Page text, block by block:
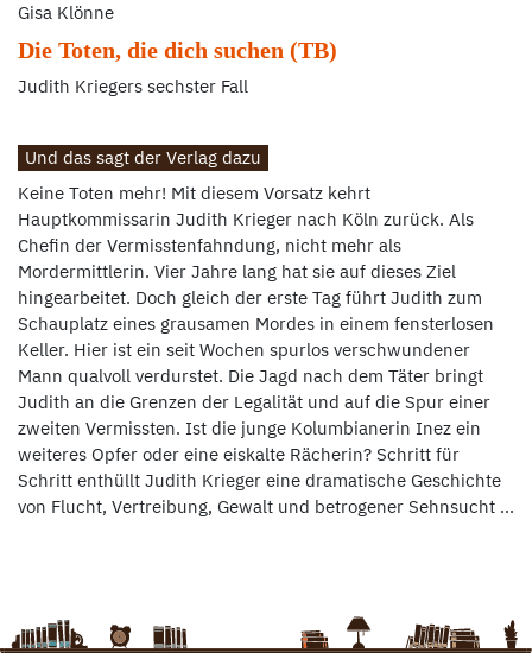
Gisa Klönne
Die Toten, die dich suchen (TB)
Judith Kriegers sechster Fall
Und das sagt der Verlag dazu
Keine Toten mehr! Mit diesem Vorsatz kehrt
Hauptkommissarin Judith Krieger nach Köln zurück. Als
Chefin der Vermisstenfahndung, nicht mehr als
Mordermittlerin. Vier Jahre lang hat sie auf dieses Ziel
hingearbeitet. Doch gleich der erste Tag führt Judith zum
Schauplatz eines grausamen Mordes in einem fensterlosen
Keller. Hier ist ein seit Wochen spurlos verschwundener
Mann qualvoll verdurstet. Die Jagd nach dem Täter bringt
Judith an die Grenzen der Legalität und auf die Spur einer
zweiten Vermissten. Ist die junge Kolumbianerin Inez ein
weiteres Opfer oder eine eiskalte Rächerin? Schritt für
Schritt enthüllt Judith Krieger eine dramatische Geschichte
von Flucht, Vertreibung, Gewalt und betrogener Sehnsucht ...